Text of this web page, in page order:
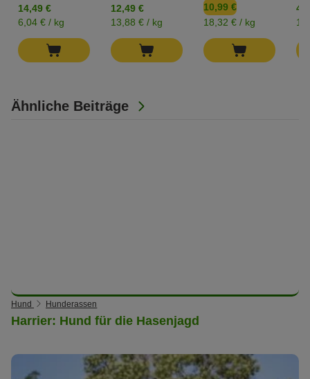
Ähnliche Beiträge
Hund Hunderassen
Harrier: Hund für die Hasenjagd
14,49 €
6,04 € / kg
12,49 €
13,88 € / kg
10,99 €
18,32 € / kg